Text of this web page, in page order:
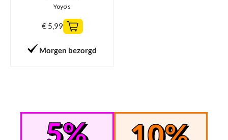
Yoyo's
€5,99
Morgen bezorgd